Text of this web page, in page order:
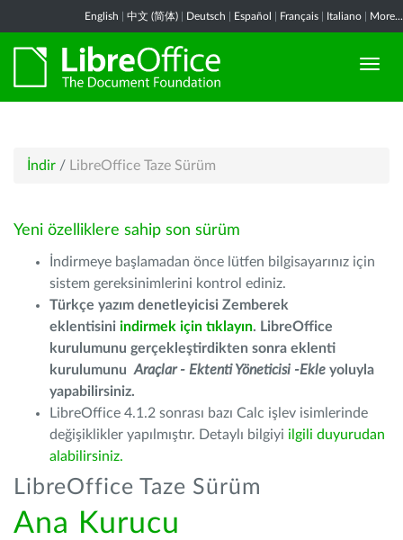
English 中文 (简体) Deutsch Español Français Italiano More...
İndir / LibreOffice Taze Sürüm
Yeni özelliklere sahip son sürüm
İndirmeye başlamadan önce lütfen bilgisayarınız için
sistem gereksinimlerini kontrol ediniz.
Türkçe yazım denetleyicisi Zemberek
eklentisini indirmek için tıklayın. LibreOffice
kurulumunu gerçekleştirdikten sonra eklenti
kurulumunu Araçlar - Ektenti Yöneticisi -Ekle yoluyla
yapabilirsiniz.
LibreOffice 4.1.2 sonrası bazı Calc işlev isimlerinde
değişiklikler yapılmıştır. Detaylı bilgiyi ilgili duyurudan
alabilirsiniz.
LibreOffice Taze Sürüm
Ana Kurucu